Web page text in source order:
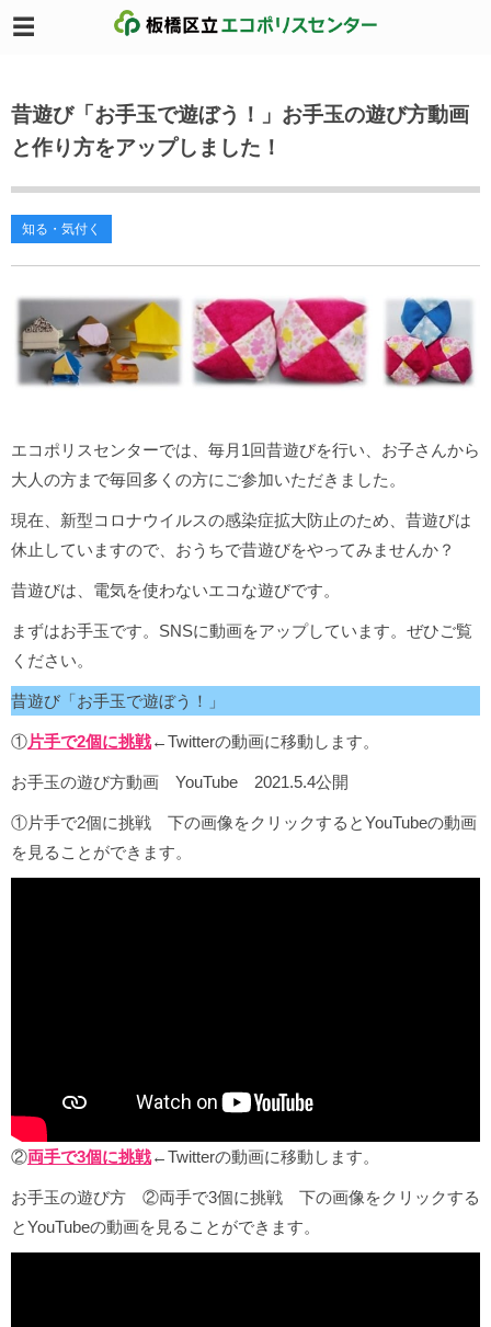
昔遊び「お手玉で遊ぼう！」お手玉の遊び方動画
と作り方をアップしました！
知る・気付く
エコポリスセンターでは、毎月1回昔遊びを行い、お子さんから
大人の方まで毎回多くの方にご参加いただきました。
現在、新型コロナウイルスの感染症拡大防止のため、昔遊びは
休止していますので、おうちで昔遊びをやってみませんか？
昔遊びは、電気を使わないエコな遊びです。
まずはお手玉です。SNSに動画をアップしています。ぜひご覧
ください。
昔遊び「お手玉で遊ぼう！」
①片手で2個に挑戦←Twitterの動画に移動します。
お手玉の遊び方動画 YouTube 2021.5.4公開
①片手で2個に挑戦 下の画像をクリックするとYouTubeの動画
を見ることができます。
②両手で3個に挑戦←Twitterの動画に移動します。
お手玉の遊び方 ②両手で3個に挑戦 下の画像をクリックする
とYouTubeの動画を見ることができます。